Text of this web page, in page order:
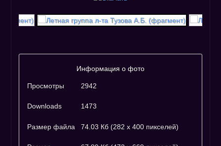
Информация о фото
Просмотры 2942
Downloads 1473
Размер файла 74.03 Кб (282 x 400 пикселей)